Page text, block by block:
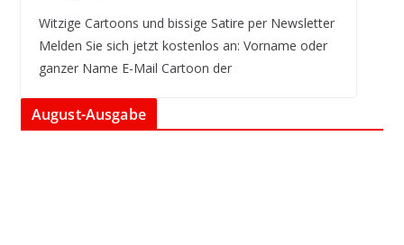
Witzige Cartoons und bissige Satire per Newsletter
Melden Sie sich jetzt kostenlos an: Vorname oder
ganzer Name E-Mail Cartoon der
August-Ausgabe